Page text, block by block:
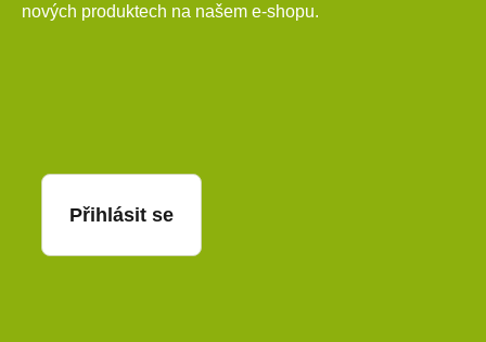
nových produktech na našem e-shopu.
Přihlásit se